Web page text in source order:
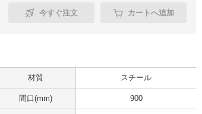
今すぐ注文 カートへ追加
材質 スチール
間口(mm) 900